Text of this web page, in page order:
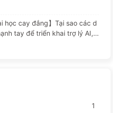
Giác Với Sự Can Thiệp Gâ
học cay đắng】Tại sao các d
tay để triển khai trợ lý AI, n
những lúc then chốt, khiến đ
1